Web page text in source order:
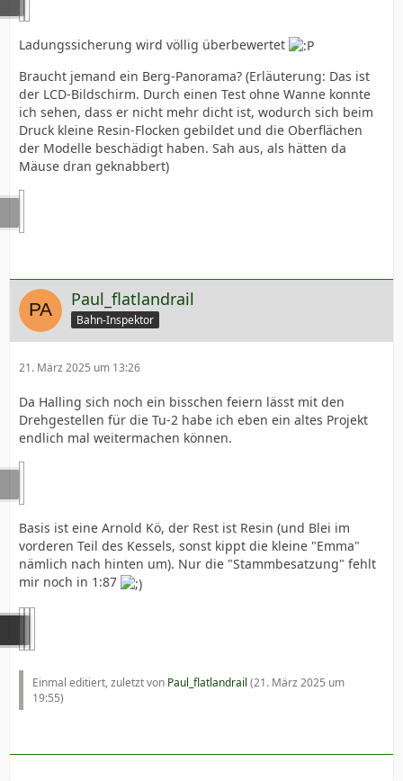
Ladungssicherung wird völlig überbewertet
Braucht jemand ein Berg-Panorama? (Erläuterung: Das ist
der LCD-Bildschirm. Durch einen Test ohne Wanne konnte
ich sehen, dass er nicht mehr dicht ist, wodurch sich beim
Druck kleine Resin-Flocken gebildet und die Oberflächen
der Modelle beschädigt haben. Sah aus, als hätten da
Mäuse dran geknabbert)
Paul_flatlandrail
Bahn-Inspektor
21. März 2025 um 13:26
Da Halling sich noch ein bisschen feiern lässt mit den
Drehgestellen für die Tu-2 habe ich eben ein altes Projekt
endlich mal weitermachen können.
Basis ist eine Arnold Kö, der Rest ist Resin (und Blei im
vorderen Teil des Kessels, sonst kippt die kleine "Emma"
nämlich nach hinten um). Nur die "Stammbesatzung" fehlt
mir noch in 1:87
Einmal editiert, zuletzt von Paul_flatlandrail (21. März 2025 um
19:55)